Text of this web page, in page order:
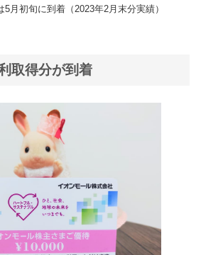
①～③のいずれか】 【左記に加えて】
円相当
10,000円相当
【①～③のいずれか】
10,000円相当
月初旬に到着（2023年2月末分実績）
取得分が到着